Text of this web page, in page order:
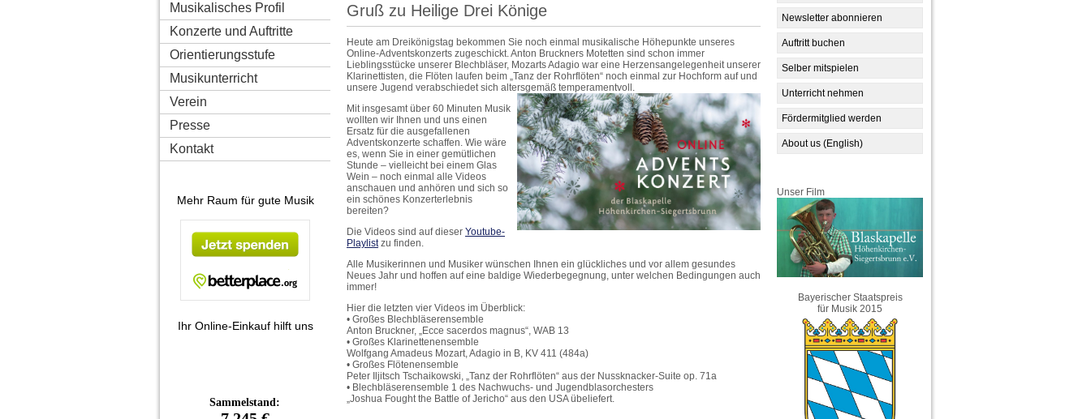
Newsletter abonnieren
Auftritt buchen
Selber mitspielen
Unterricht nehmen
Fördermitglied werden
About us (English)
Unser Film
Bayerischer Staatspreis
für Musik 2015
Musikalisches Profil
Konzerte und Auftritte
Orientierungsstufe
Musikunterricht
Verein
Presse
Kontakt
Mehr Raum für gute Musik
Ihr Online-Einkauf hilft uns
Gruß zu Heilige Drei Könige
Heute am Dreikönigstag bekommen Sie noch einmal musikalische Höhepunkte unseres
Online-Adventskonzerts zugeschickt. Anton Bruckners Motetten sind schon immer
Lieblingsstücke unserer Blechbläser, Mozarts Adagio war eine Herzensangelegenheit unserer
Klarinettisten, die Flöten laufen beim „Tanz der Rohrflöten“ noch einmal zur Hochform auf und
unsere Jugend verabschiedet sich altersgemäß temperamentvoll.
Mit insgesamt über 60 Minuten Musik
wollten wir Ihnen und uns einen
Ersatz für die ausgefallenen
Adventskonzerte schaffen. Wie wäre
es, wenn Sie in einer gemütlichen
Stunde – vielleicht bei einem Glas
Wein – noch einmal alle Videos
anschauen und anhören und sich so
ein schönes Konzerterlebnis
bereiten?
Die Videos sind auf dieser Youtube-
Playlistzu finden.
Alle Musikerinnen und Musiker wünschen Ihnen ein glückliches und vor allem gesundes
Neues Jahr und hoffen auf eine baldige Wiederbegegnung, unter welchen Bedingungen auch
immer!
Hier die letzten vier Videos im Überblick:
• Großes Blechbläserensemble
Anton Bruckner, „Ecce sacerdos magnus“, WAB 13
• Großes Klarinettenensemble
Wolfgang Amadeus Mozart, Adagio in B, KV 411 (484a)
• Großes Flötenensemble
Peter Iljitsch Tschaikowski, „Tanz der Rohrflöten“ aus der Nussknacker-Suite op. 71a
• Blechbläserensemble 1 des Nachwuchs- und Jugendblasorchesters
„Joshua Fought the Battle of Jericho“ aus den USA übeliefert.